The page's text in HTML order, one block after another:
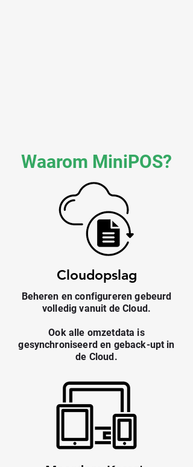
Waarom MiniPOS?
Cloudopslag
Beheren en configureren gebeurd
volledig vanuit de Cloud.
Ook alle omzetdata is
gesynchroniseerd en geback-upt in
de Cloud.